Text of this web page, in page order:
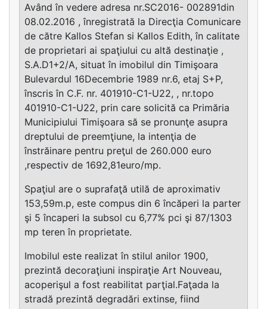
Având în vedere adresa nr.SC2016- 002891din
08.02.2016 , înregistrată la Direcţia Comunicare
de către Kallos Stefan si Kallos Edith, în calitate
de proprietari ai spaţiului cu altă destinaţie ,
S.A.D1+2/A, situat în imobilul din Timişoara
Bulevardul 16Decembrie 1989 nr.6, etaj S+P,
înscris în C.F. nr. 401910-C1-U22, , nr.topo
401910-C1-U22, prin care solicită ca Primăria
Municipiului Timişoara să se pronunţe asupra
dreptului de preemţiune, la intenţia de
înstrăinare pentru preţul de 260.000 euro
,respectiv de 1692,81euro/mp.
Spaţiul are o suprafaţă utilă de aproximativ
153,59m.p, este compus din 6 încăperi la parter
şi 5 încaperi la subsol cu 6,77% pci şi 87/1303
mp teren în proprietate.
Imobilul este realizat în stilul anilor 1900,
prezintă decoraţiuni inspiraţie Art Nouveau,
acoperişul a fost reabilitat parţial.Faţada la
stradă prezintă degradări extinse, fiind